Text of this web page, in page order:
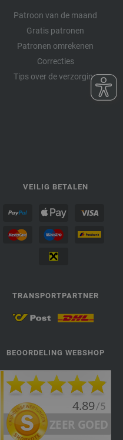
Patroon van de maand
Gratis patronen
Patronen omrekenen
Correcties
Tips over de verzorging
VEILIG BETALEN
TRANSPORTPARTNER
BEOORDELING WEBSHOP